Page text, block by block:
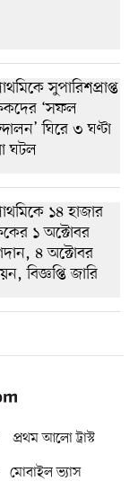
প্রথম আলো ট্রাস্ট
মোবাইল ভ্যাস